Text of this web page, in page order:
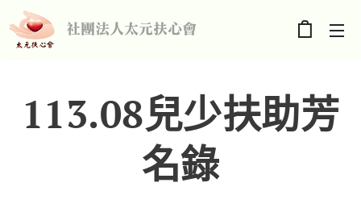
社團法人太元扶心會
113.08兒少扶助芳
名錄